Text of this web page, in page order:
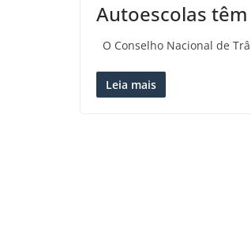
Autoescolas
O Conselho Nacional de
Leia mais